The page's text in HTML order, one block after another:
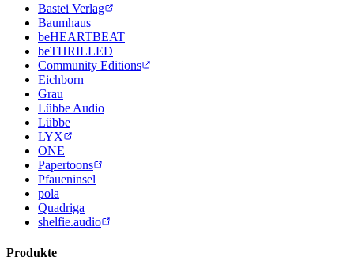
Bastei Verlag
Baumhaus
beHEARTBEAT
beTHRILLED
Community Editions
Eichborn
Grau
Lübbe Audio
Lübbe
LYX
ONE
Papertoons
Pfaueninsel
pola
Quadriga
shelfie.audio
Produkte